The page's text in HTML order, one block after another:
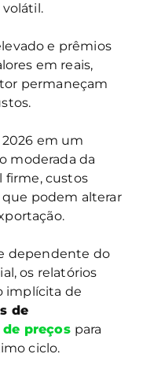
e prêmios
em reais,
permaneçam
em um
moderada da
firme, custos
podem alterar
dependente do
os relatórios
implícita de
de
preços para
ciclo.